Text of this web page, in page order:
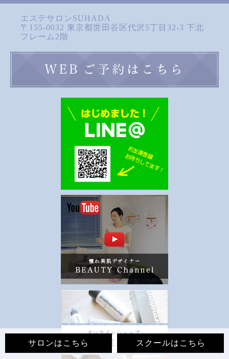
スクールはこちら
サロンはこちら
エステサロンSUHADA
〒155-0032 東京都世田谷区代沢5丁目32-3 下北
フレーム2階